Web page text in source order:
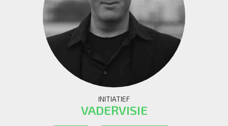
INITIATIEF
VADERVISIE